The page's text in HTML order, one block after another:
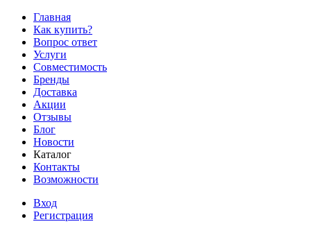
Главная
Как купить?
Вопрос ответ
Услуги
Совместимость
Бренды
Доставка
Акции
Отзывы
Блог
Новости
Каталог
Контакты
Возможности
Вход
Регистрация